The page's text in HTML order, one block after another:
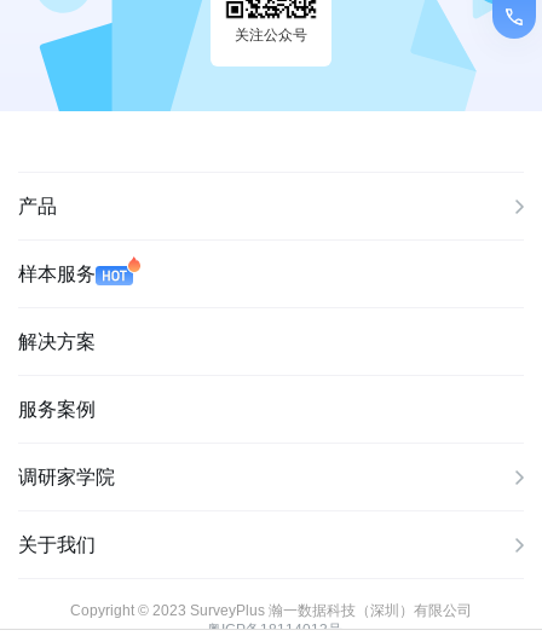
关注公众号
产品
样本服务
解决方案
服务案例
调研家学院
关于我们
Copyright © 2023 SurveyPlus 瀚一数据科技（深圳）有限公司
粤ICP备18114013号